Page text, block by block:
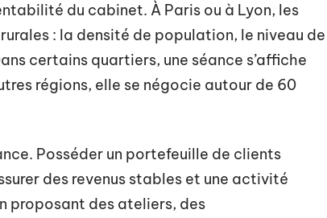
du cabinet. À Paris ou à Lyon, les
: la densité de population, le niveau de
certains quartiers, une séance s’affiche
régions, elle se négocie autour de 60
Posséder un portefeuille de clients
des revenus stables et une activité
proposant des ateliers, des